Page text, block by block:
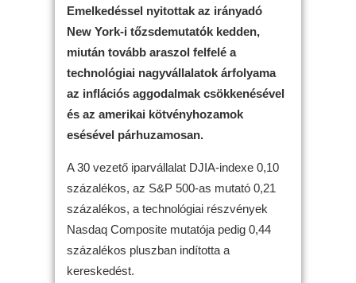
Emelkedéssel nyitottak az irányadó
New York-i tőzsdemutatók kedden,
miután tovább araszol felfelé a
technológiai nagyvállalatok árfolyama
az inflációs aggodalmak csökkenésével
és az amerikai kötvényhozamok
esésével párhuzamosan.
A 30 vezető iparvállalat DJIA-indexe 0,10
százalékos, az S&P 500-as mutató 0,21
százalékos, a technológiai részvények
Nasdaq Composite mutatója pedig 0,44
százalékos pluszban indította a
kereskedést.